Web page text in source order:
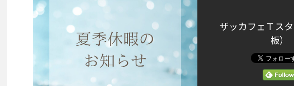
ザッカフェＴス
板）